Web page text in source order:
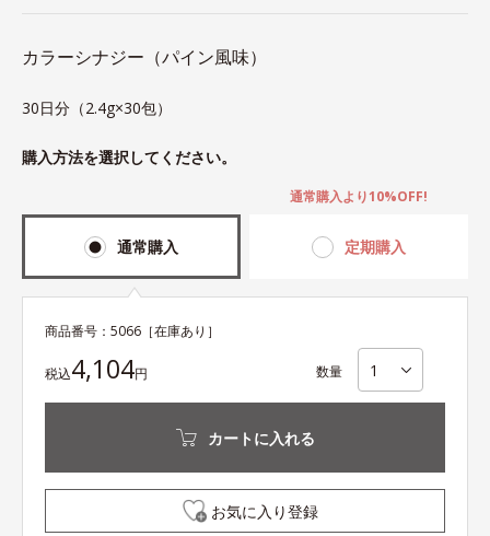
カラーシナジー（パイン風味）
30日分（2.4g×30包）
購入方法を選択してください。
通常購入 定期購入
通常購入より10%OFF!
商品番号： 5066 ［在庫あり］
税込4,104円 数量
カートに入れる
お気に入り登録